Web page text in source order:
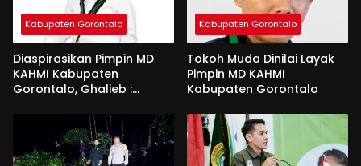
Kabupaten Gorontalo
Diaspirasikan Pimpin MD
KAHMI Kabupaten
Gorontalo, Ghalieb :
Kabupaten Gorontalo
Tokoh Muda Dinilai Layak
Pimpin MD KAHMI
Kabupaten Gorontalo